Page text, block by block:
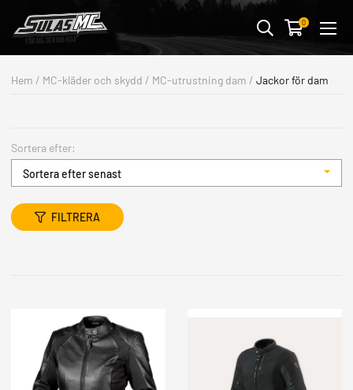
0
MC-KLÄDER & SKYDD
STREETWEAR & PRESENTER
BUTIK & VERKSTAD
OUTLET
Hem / MC-kläder och skydd / MC-utrustning dam / Jackor för dam
FILTRERA
Sortera efter:
Sortera efter senast